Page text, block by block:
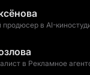
продюсер в AI-
в Рекламное